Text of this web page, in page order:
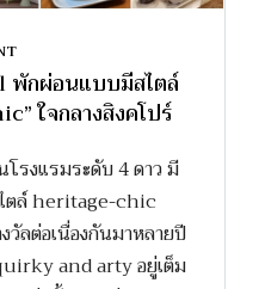
กผ่อนแบบมีสไตล์
ใจกลางสิงคโปร์
รงแรมระดับ 4 ดาว มี
ตล์ heritage-chic
ลต่อเนื่องกันมาหลายปี
and arty อยู่เต็ม